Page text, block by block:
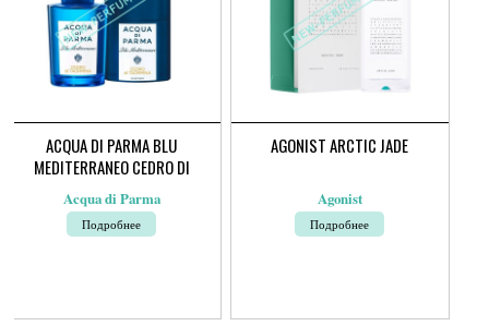
ACQUA DI PARMA BLU
MEDITERRANEO CEDRO DI
TAORMINA
Acqua di Parma
Подробнее
AGONIST ARCTIC JADE
Agonist
Подробнее